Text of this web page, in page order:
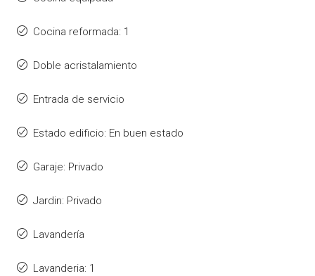
Cocina reformada: 1
Doble acristalamiento
Entrada de servicio
Estado edificio: En buen estado
Garaje: Privado
Jardin: Privado
Lavandería
Lavanderia: 1